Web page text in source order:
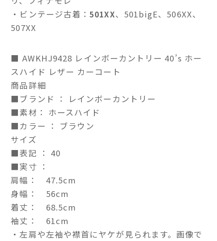
・ビンテージ古着：501XX、501bigE、506XX、
507XX
■ AWKHJ9428 レインボーカントリー 40’s ホー
スハイド レザー カーコート
商品詳細
■ブランド ： レインボーカントリー
■素材： ホースハイド
■カラー ： ブラウン
サイズ
■表記 ： 40
■実寸 ：
肩幅： 47.5cm
身幅： 56cm
着丈： 68.5cm
袖丈： 61cm
・左肩や左袖や襟首にヤケが見られます。画像で